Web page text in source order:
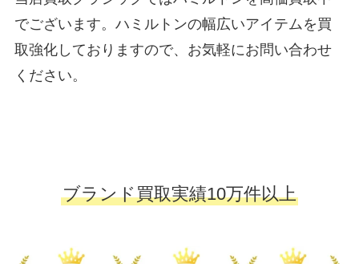
でございます。ハミルトンの幅広いアイテムを買
取強化しておりますので、お気軽にお問い合わせ
ください。
ブランド買取実績10万件以上